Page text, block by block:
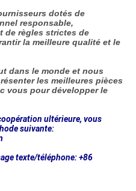
dotés de
responsable,
de règles strictes de
la meilleure qualité et le
dans le monde et nous
les meilleures pièces
vous pour développer le
ultérieure, vous
suivante:
texte/téléphone: +86